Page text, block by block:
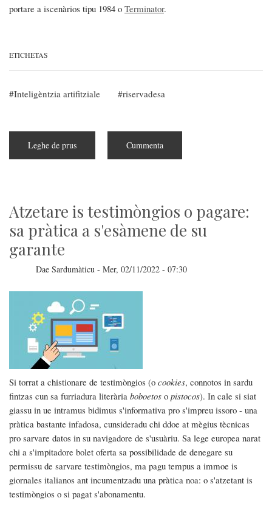
portare a iscenàrios tipu 1984 o Terminator.
ETICHETAS
Inteligèntzia artifitziale riservadesa
Leghe de prus
Parlamentu
lege
pro
s'IA
Cummenta
Atzetare is testimòngios o pagare:
sa pràtica a s'esàmene de su
garante
Dae Sardumàticu - Mer, 02/11/2022 - 07:30
Si torrat a chistionare de testimòngios (o cookies, connotos in sardu
fintzas cun sa furriadura literària boboetos o pistocos). In cale si siat
giassu in ue intramus bidimus s'informativa pro s'impreu issoro - una
pràtica bastante infadosa, cunsideradu chi ddoe at mègius tècnicas
pro sarvare datos in su navigadore de s'usuàriu. Sa lege europea narat
chi a s'impitadore bolet oferta sa possibilidade de denegare su
permissu de sarvare testimòngios, ma pagu tempus a immoe is
giornales italianos ant incumentzadu una pràtica noa: o s'atzetant is
testimòngios o si pagat s'abonamentu.